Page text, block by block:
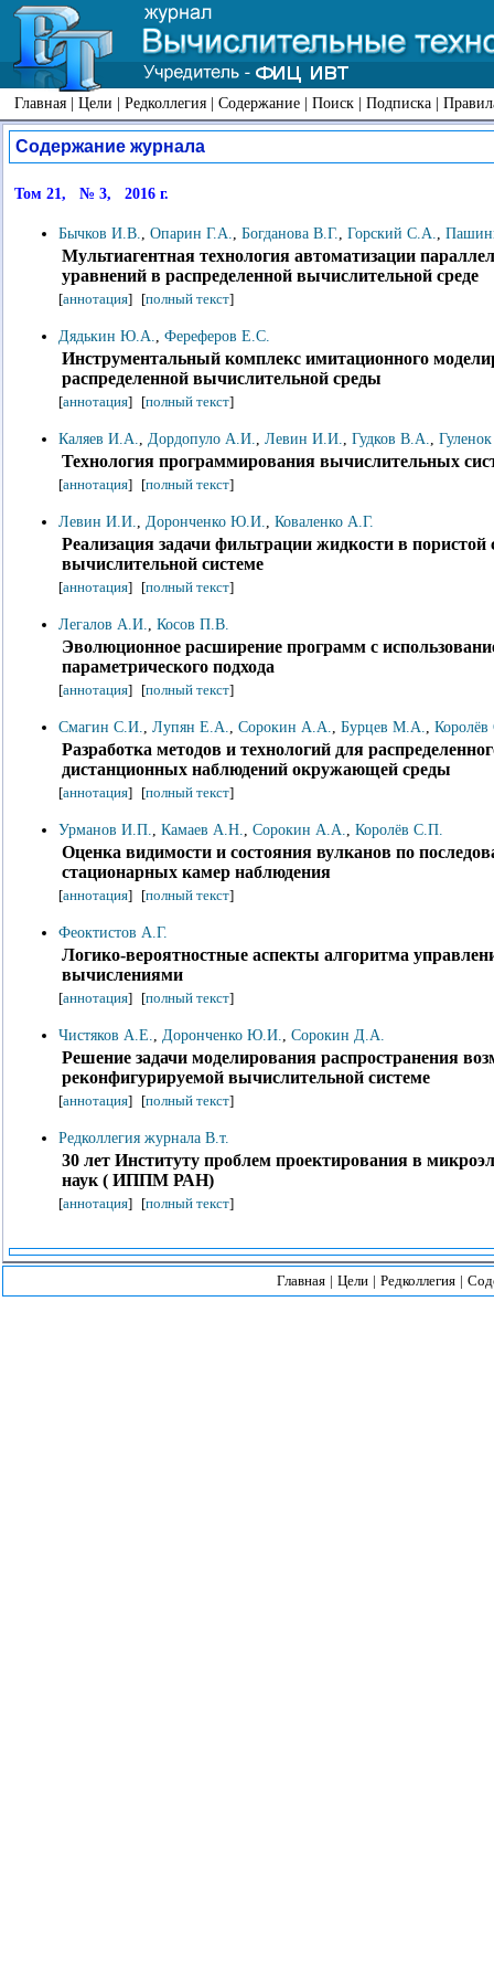
Главная | Цели | Редколлегия | Содержание | Поиск | Подписка |
Содержание журнала
Том 21, № 3, 2016 г.
Бычков И.В., Опарин Г.А., Богданова В.Г., Горский С.А.,
Мультиагентная технология автоматизации
уравнений в распределенной вычислительной среде
[аннотация] [полный текст]
Дядькин Ю.А., Фереферов Е.С.
Инструментальный комплекс имитационного
распределенной вычислительной среды
[аннотация] [полный текст]
Каляев И.А., Дордопуло А.И., Левин И.И., Гудков В.А.,
Технология программирования вычислительных
[аннотация] [полный текст]
Левин И.И., Доронченко Ю.И., Коваленко А.Г.
Реализация задачи фильтрации жидкости в пористой
вычислительной системе
[аннотация] [полный текст]
Легалов А.И., Косов П.В.
Эволюционное расширение программ с
параметрического подхода
[аннотация] [полный текст]
Смагин С.И., Лупян Е.А., Сорокин А.А., Бурцев М.А.,
Разработка методов и технологий для
дистанционных наблюдений окружающей среды
[аннотация] [полный текст]
Урманов И.П., Камаев А.Н., Сорокин А.А., Королёв С.П.
Оценка видимости и состояния вулканов по
стационарных камер наблюдения
[аннотация] [полный текст]
Феоктистов А.Г.
Логико-вероятностные аспекты алгоритма
вычислениями
[аннотация] [полный текст]
Чистяков А.Е., Доронченко Ю.И., Сорокин Д.А.
Решение задачи моделирования распространения
реконфигурируемой вычислительной системе
[аннотация] [полный текст]
Редколлегия журнала В.т.
30 лет Институту проблем проектирования в
наук ( ИППМ РАН)
[аннотация] [полный текст]
Главная | Цели | Редколлегия |